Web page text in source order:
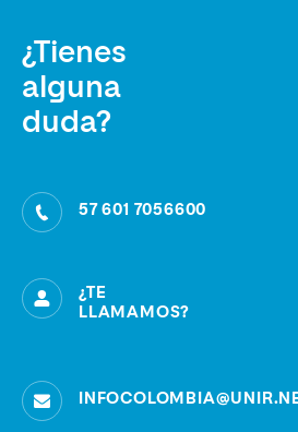
¿Tienes
alguna
duda?
57 601 7056600
¿TE
LLAMAMOS?